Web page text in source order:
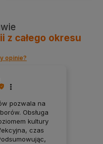
z całego okresu
opinie?
pozwala na
Obsługa
kultury
czas